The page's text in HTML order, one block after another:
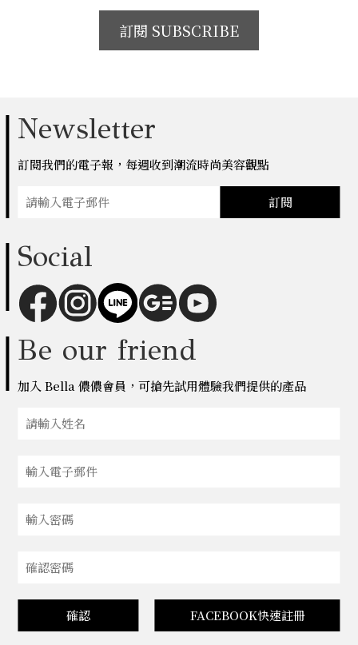
訂閱 SUBSCRIBE
Newsletter
訂閱我們的電子報，每週收到潮流時尚美容觀點
訂閱
Social
Be our friend
加入 Bella 儂儂會員，可搶先試用體驗我們提供的產品
確認 FACEBOOK快速註冊